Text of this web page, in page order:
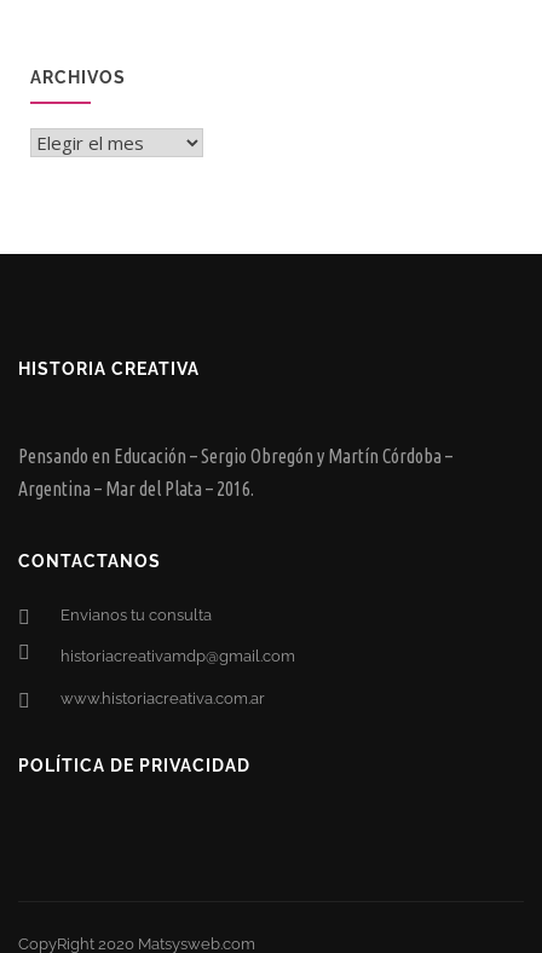
ARCHIVOS
Archivos
HISTORIA CREATIVA
Pensando en Educación – Sergio Obregón y Martín Córdoba –
Argentina – Mar del Plata – 2016.
CONTACTANOS
Envianos tu consulta
historiacreativamdp@gmail.com
www.historiacreativa.com.ar
POLÍTICA DE PRIVACIDAD
CopyRight 2020 Matsysweb.com